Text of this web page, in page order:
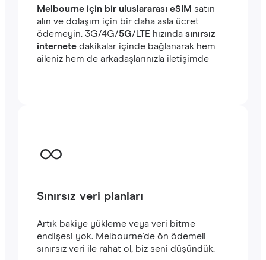
Melbourne için bir uluslararası eSIM satın
alın ve dolaşım için bir daha asla ücret
ödemeyin. ‎3G/4G/5G/LTE hızında sınırsız
internetedakikalar içinde bağlanarak hem
aileniz hem de arkadaşlarınızla iletişimde
kalın. Hizmetlerimizi kullanmaya kolayca
çıkarabilirsiniz.‎
Sınırsız veri planları
Artık bakiye yükleme veya veri bitme
endişesi yok. Melbourne'de ön ödemeli
sınırsız veri ile rahat ol, biz seni düşündük.